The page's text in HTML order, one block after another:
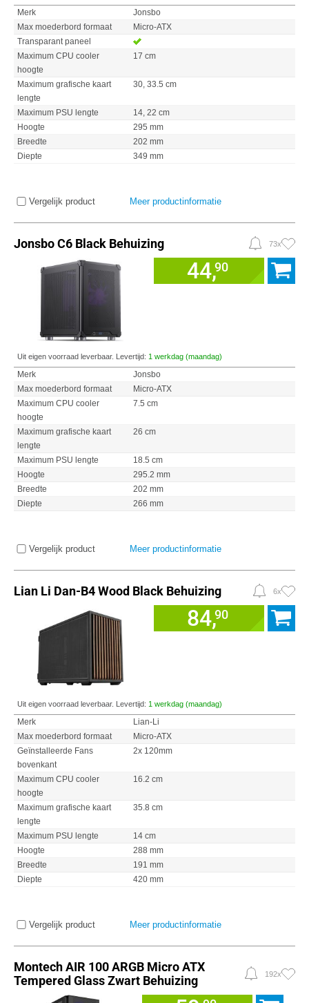
Merk
Jonsbo
Max moederbord formaat
Micro-ATX
Transparant paneel
Maximum CPU cooler
hoogte
17 cm
Maximum grafische kaart
lengte
30, 33.5 cm
Maximum PSU lengte
14, 22 cm
Hoogte
295 mm
Breedte
202 mm
Diepte
349 mm
Vergelijk product Meer productinformatie
Jonsbo C6 Black Behuizing 73x
44,90
Uit eigen voorraad leverbaar. Levertijd: 1 werkdag (maandag)
Merk
Jonsbo
Max moederbord formaat
Micro-ATX
Maximum CPU cooler
hoogte
7.5 cm
Maximum grafische kaart
lengte
26 cm
Maximum PSU lengte
18.5 cm
Hoogte
295.2 mm
Breedte
202 mm
Diepte
266 mm
Vergelijk product Meer productinformatie
Lian Li Dan-B4 Wood Black Behuizing 6x
84,90
Uit eigen voorraad leverbaar. Levertijd: 1 werkdag (maandag)
Merk
Lian-Li
Max moederbord formaat
Micro-ATX
Geïnstalleerde Fans
bovenkant
2x 120mm
Maximum CPU cooler
hoogte
16.2 cm
Maximum grafische kaart
lengte
35.8 cm
Maximum PSU lengte
14 cm
Hoogte
288 mm
Breedte
191 mm
Diepte
420 mm
Vergelijk product Meer productinformatie
Montech AIR 100 ARGB Micro ATX
Tempered Glass Zwart Behuizing
192x